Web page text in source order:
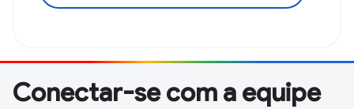
Conectar-se com a equipe